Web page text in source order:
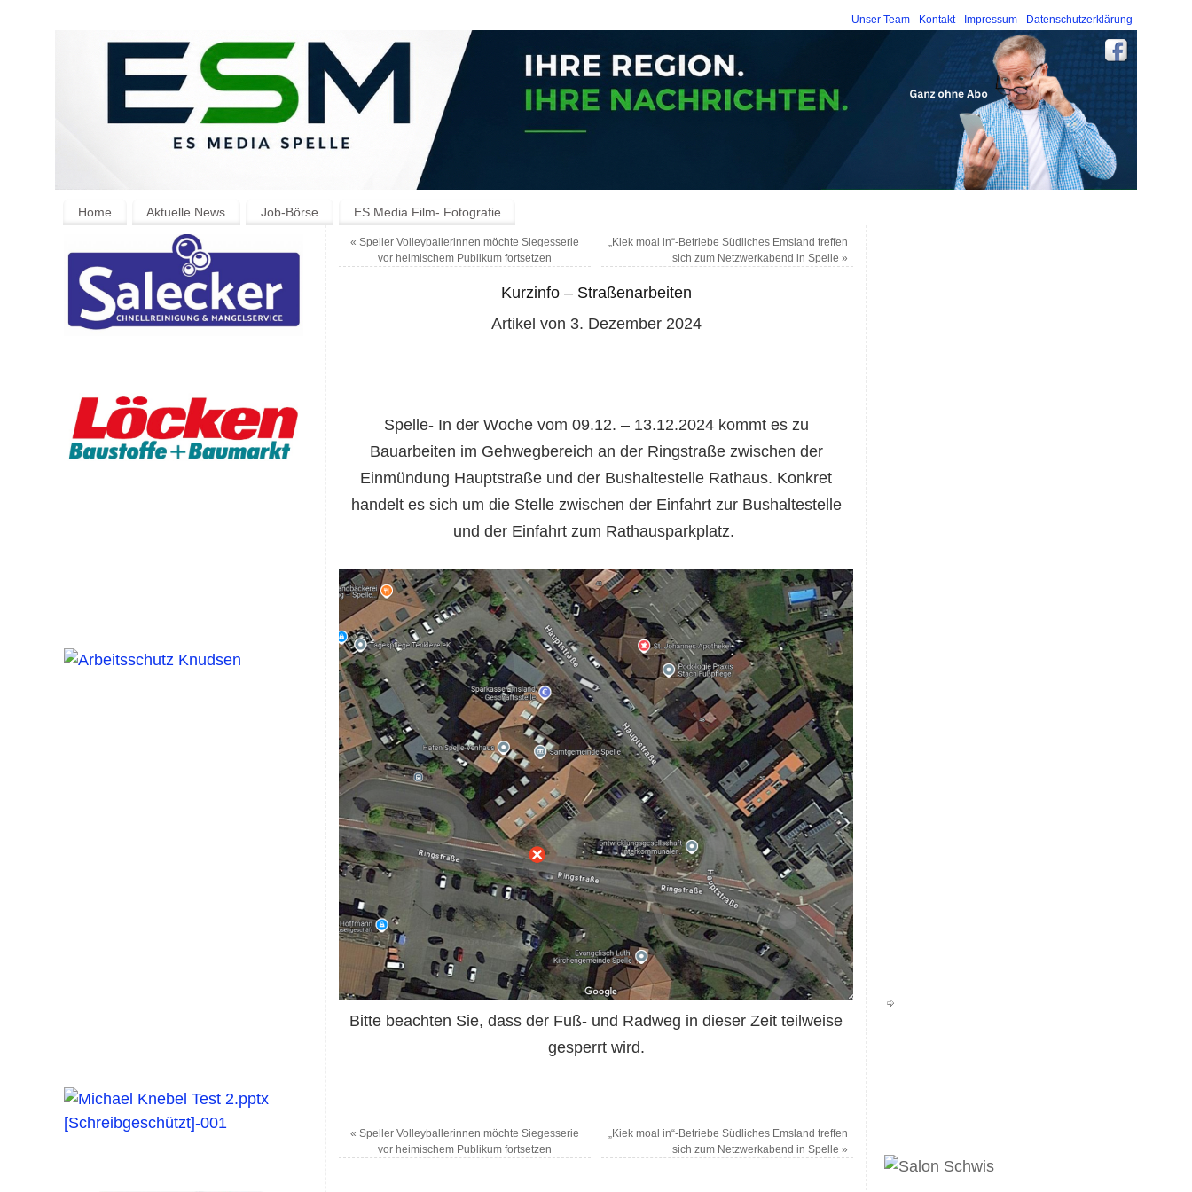
Unser Team Kontakt Impressum Datenschutzerklärung
Home Aktuelle News Job-Börse ES Media Film- Fotografie
« Speller Volleyballerinnen möchte Siegesserie
vor heimischem Publikum fortsetzen
„Kiek moal in“-Betriebe Südliches Emsland treffen
sich zum Netzwerkabend in Spelle»
Kurzinfo – Straßenarbeiten
Artikel von 3. Dezember 2024
Spelle- In der Woche vom 09.12. – 13.12.2024 kommt es zu
Bauarbeiten im Gehwegbereich an der Ringstraße zwischen der
Einmündung Hauptstraße und der Bushaltestelle Rathaus. Konkret
handelt es sich um die Stelle zwischen der Einfahrt zur Bushaltestelle
und der Einfahrt zum Rathausparkplatz.
Bitte beachten Sie, dass der Fuß- und Radweg in dieser Zeit teilweise
gesperrt wird.
« Speller Volleyballerinnen möchte Siegesserie
vor heimischem Publikum fortsetzen
„Kiek moal in“-Betriebe Südliches Emsland treffen
sich zum Netzwerkabend in Spelle»